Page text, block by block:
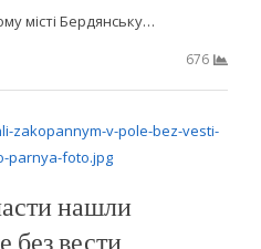
місті Бердянську…
676
нашли
без вести